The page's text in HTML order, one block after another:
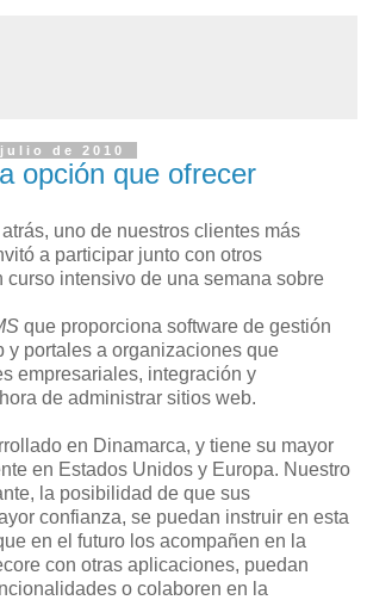
de 2010
opción que ofrecer
uno de nuestros clientes más
a participar junto con otros
curso intensivo de una semana sobre
que proporciona software de gestión
y portales a organizaciones que
empresariales, integración y
de administrar sitios web.
en Dinamarca, y tiene su mayor
en Estados Unidos y Europa. Nuestro
la posibilidad de que sus
confianza, se puedan instruir en esta
en el futuro los acompañen en la
con otras aplicaciones, puedan
o colaboren en la